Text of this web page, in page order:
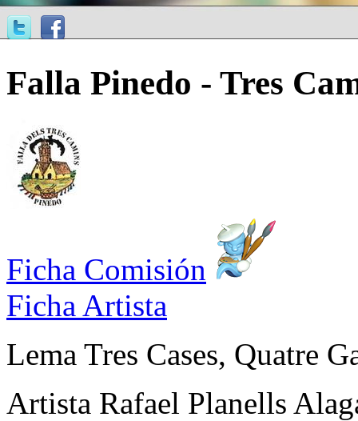
Falla Pinedo - Tres
Ficha Comisión
Ficha Artista
Lema Tres Cases, Quatre
Artista Rafael Planells